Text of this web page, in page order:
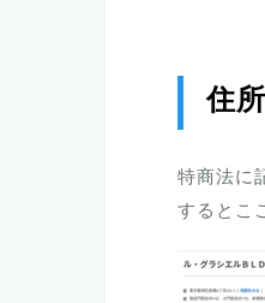
住
特商法に
するとこ